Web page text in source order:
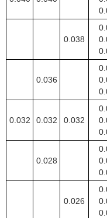
0.038
0.036
0.032 0.032 0.032
0.028
0.026